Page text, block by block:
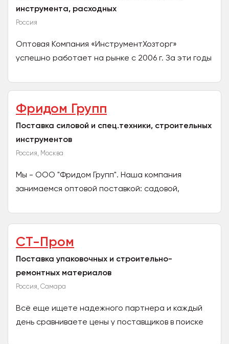
инструмента, расходных
Россия
Оптовая Компания «ИнструментХозторг»
успешно работает на рынке с 2006 г. За эти годы
территории России....
Фридом Групп
Поставка силовой и спец.техники, строительных
инструментов
Россия, Москва
Мы - ООО "Фридом Групп". Наша компания
занимаемся оптовой поставкой: садовой,
строительных...
СТ-Пром
Поставка упаковочных и строительно-
ремонтных материалов
Россия, Самара
Всё еще ищете надежного партнера и каждый
день сравниваете цены у поставщиков в поиске